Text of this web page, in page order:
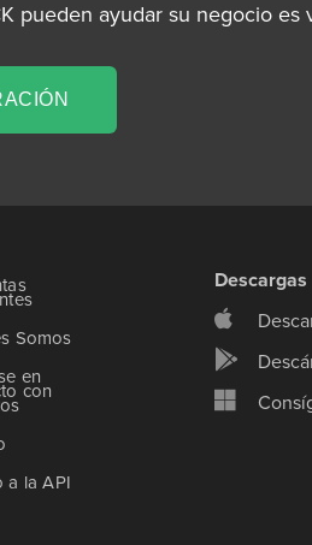
pueden ayudar su negocio es
Somos
en
con
a la API
Descargas